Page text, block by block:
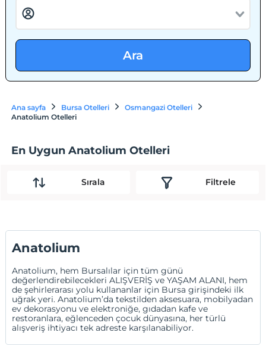
Ara
Ana sayfa Bursa Otelleri
Osmangazi Otelleri
Anatolium Otelleri
En Uygun Anatolium Otelleri
Sırala Filtrele
Anatolium
Anatolium, hem Bursalılar için tüm günü
değerlendirebilecekleri ALIŞVERİŞ ve YAŞAM ALANI, hem
de şehirlerarası yolu kullananlar için Bursa girişindeki ilk
uğrak yeri. Anatolium’da tekstilden aksesuara, mobilyadan
ev dekorasyonu ve elektroniğe, gıdadan kafe ve
restoranlara, eğlenceden çocuk dünyasına, her türlü
alışveriş ihtiyacı tek adreste karşılanabiliyor.